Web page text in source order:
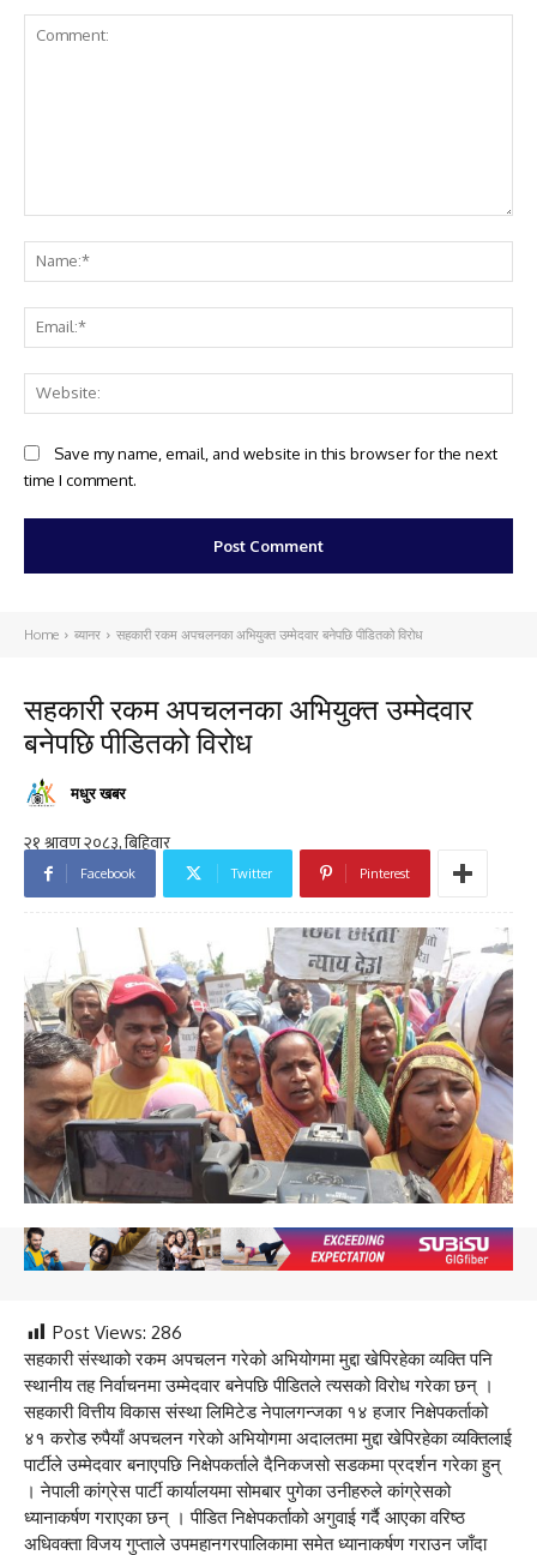
Save my name, email, and website in this browser for the next
time I comment.